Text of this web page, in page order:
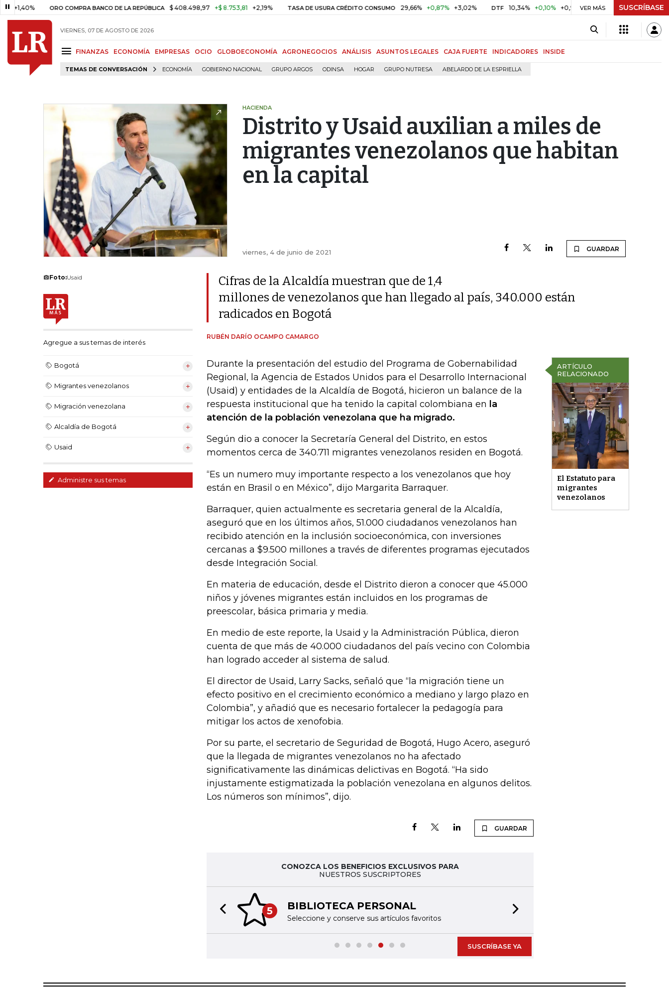
ORO COMPRA BANCO DE LA REPÚBLICA $ 408.498,97 +$ 8.753,81 +2,19% TASA DE USURA CRÉDITO CONSUMO 29,66% +0,87% +3,02% DTF 10,34% +0,10% +0,98% UVR $ 416,91 +$ 0,05 +0,01%
VER MÁS SUSCRÍBASE
VIERNES, 07 DE AGOSTO DE 2026
FINANZAS ECONOMÍA EMPRESAS OCIO GLOBOECONOMÍA AGRONEGOCIOS ANÁLISIS ASUNTOS LEGALES CAJA FUERTE INDICADORES INSIDE
TEMAS DE CONVERSACIÓN ECONOMÍA GOBIERNO NACIONAL GRUPO ARGOS ODINSA HOGAR GRUPO NUTRESA ABELARDO DE LA ESPRIELLA
HACIENDA
Distrito y Usaid auxilian a miles de
migrantes venezolanos que habitan
en la capital
viernes, 4 de junio de 2021 GUARDAR
Foto:Usaid
Agregue a sus temas de interés
Bogotá
Migrantes venezolanos
Migración venezolana
Alcaldía de Bogotá
Usaid
Administre sus temas
Cifras de la Alcaldía muestran que de 1,4
millones de venezolanos que han llegado al país, 340.000 están
radicados en Bogotá
RUBÉN DARÍO OCAMPO CAMARGO
ARTÍCULO
RELACIONADO
El Estatuto para
migrantes
venezolanos
Durante la presentación del estudio del Programa de Gobernabilidad
Regional, la Agencia de Estados Unidos para el Desarrollo Internacional
(Usaid) y entidades de la Alcaldía de Bogotá, hicieron un balance de la
respuesta institucional que ha tenido la capital colombiana en la
atención de la población venezolana que ha migrado.
Según dio a conocer la Secretaría General del Distrito, en estos
momentos cerca de 340.711 migrantes venezolanos residen en Bogotá.
“Es un numero muy importante respecto a los venezolanos que hoy
están en Brasil o en México”, dijo Margarita Barraquer.
Barraquer, quien actualmente es secretaria general de la Alcaldía,
aseguró que en los últimos años, 51.000 ciudadanos venezolanos han
recibido atención en la inclusión socioeconómica, con inversiones
cercanas a $9.500 millones a través de diferentes programas ejecutados
desde Integración Social.
En materia de educación, desde el Distrito dieron a conocer que 45.000
niños y jóvenes migrantes están incluidos en los programas de
preescolar, básica primaria y media.
En medio de este reporte, la Usaid y la Administración Pública, dieron
cuenta de que más de 40.000 ciudadanos del país vecino con Colombia
han logrado acceder al sistema de salud.
El director de Usaid, Larry Sacks, señaló que “la migración tiene un
efecto positivo en el crecimiento económico a mediano y largo plazo en
Colombia”, y añadió que es necesario fortalecer la pedagogía para
mitigar los actos de xenofobia.
Por su parte, el secretario de Seguridad de Bogotá, Hugo Acero, aseguró
que la llegada de migrantes venezolanos no ha afectado
significativamente las dinámicas delictivas en Bogotá. “Ha sido
injustamente estigmatizada la población venezolana en algunos delitos.
Los números son mínimos”, dijo.
GUARDAR
CONOZCA LOS BENEFICIOS EXCLUSIVOS PARA
NUESTROS SUSCRIPTORES
5 BIBLIOTECA PERSONAL
Seleccione y conserve sus artículos favoritos
Previous slide
SUSCRÍBASE YA